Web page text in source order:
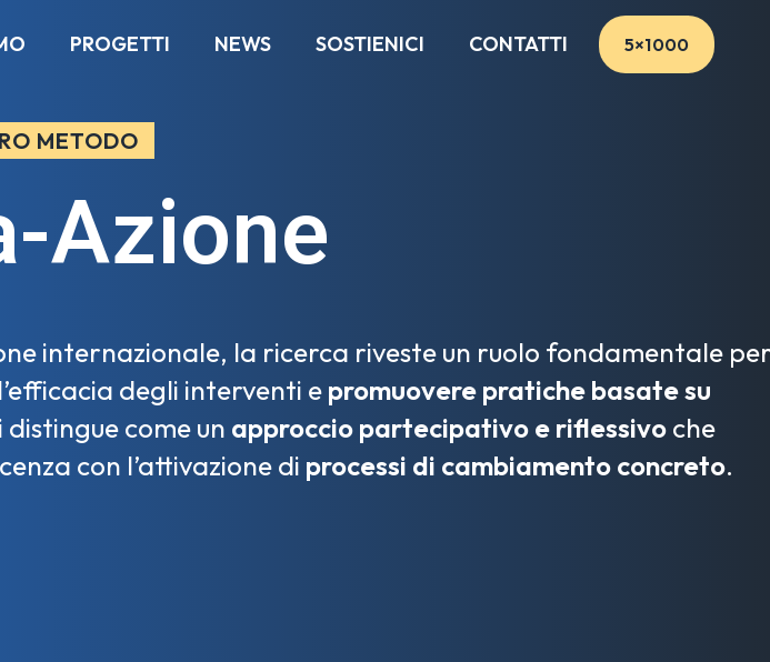
PROGETTI NEWS SOSTIENICI CONTATTI 5×1000
METODO
Azione
internazionale, la ricerca riveste un ruolo fondamentale
degli interventi e promuovere pratiche basate su
come un approccio partecipativo e riflessivoche
con l’attivazione di processi di cambiamento concreto.